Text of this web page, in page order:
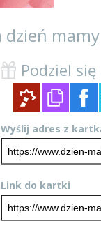
dzień mamy
Podziel się
Wyślij adres z
Link do kartki